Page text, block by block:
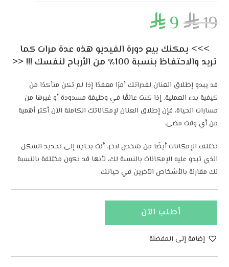
19
9
>>> يمكنك بيع دورة الفيديو هذه عدة مرات كما
تريد والاحتفاظ بنسبة 100٪ من الأرباح لنفسك !!! <<
قد يبدو إطلاق العنان لقدراتك أمرًا معقدًا إذا لم تكن متأكدًا من
كيفية بدء العملية. إذا كنت عالقًا في وظيفة مسدودة أو غيرها من
مسارات الحياة، فإن إطلاق العنان لإمكاناتك الكاملة الآن أكثر أهمية
من أي وقت مضى.
تختلف الإمكانات أيضًا من شخص لآخر. أنت بحاجة إلى تحديد الشكل
الذي تبدو عليه الإمكانات بالنسبة لك، لأنها قد تكون مختلفة بالنسبة
لك مقارنة بالأشخاص الآخرين في حياتك.
أطلب الآن
إضافة إلى المفضلة